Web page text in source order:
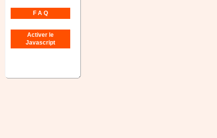
F A Q
Activer le
Javascript